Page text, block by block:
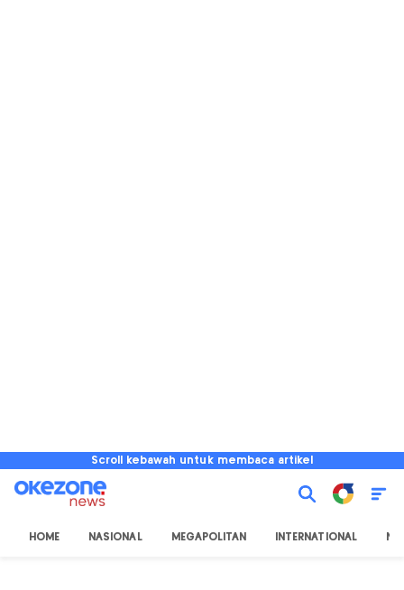
Scroll kebawah untuk membaca artikel
HOME NASIONAL MEGAPOLITAN INTERNATIONAL